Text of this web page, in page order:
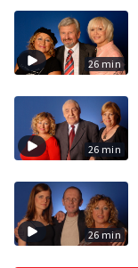
26 min
26 min
26 min